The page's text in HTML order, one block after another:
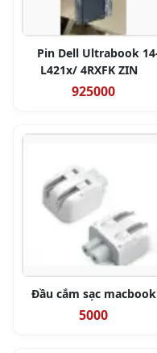
Pin Dell Ultrabook
L421x/ 4RXFK ZIN
925000
Đầu cắm sạc macbook
5000